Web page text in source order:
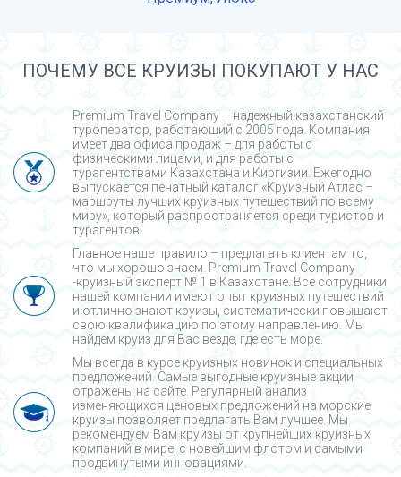
ПОЧЕМУ ВСЕ КРУИЗЫ ПОКУПАЮТ У НАС
Premium Travel Company – надежный казахстанский
туроператор, работающий с 2005 года. Компания
имеет два офиса продаж – для работы с
физическими лицами, и для работы с
турагентствами Казахстана и Киргизии. Ежегодно
выпускается печатный каталог «Круизный Атлас –
маршруты лучших круизных путешествий по всему
миру», который распространяется среди туристов и
турагентов.
Главное наше правило – предлагать клиентам то,
что мы хорошо знаем. Premium Travel Company
-круизный эксперт № 1 в Казахстане. Все сотрудники
нашей компании имеют опыт круизных путешествий
и отлично знают круизы, систематически повышают
свою квалификацию по этому направлению. Мы
найдем круиз для Вас везде, где есть море.
Мы всегда в курсе круизных новинок и специальных
предложений. Самые выгодные круизные акции
отражены на сайте. Регулярный анализ
изменяющихся ценовых предложений на морские
круизы позволяет предлагать Вам лучшее. Мы
рекомендуем Вам круизы от крупнейших круизных
компаний в мире, с новейшим флотом и самыми
продвинутыми инновациями.